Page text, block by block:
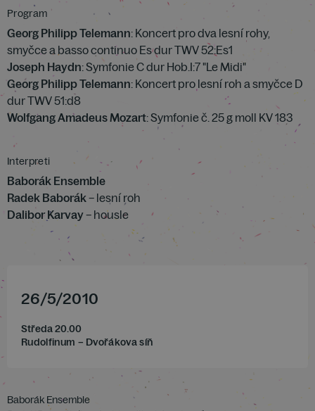
Program
Georg Philipp Telemann: Koncert pro dva lesní rohy,
smyčce a basso continuo Es dur TWV 52:Es1
Joseph Haydn: Symfonie C dur Hob.I:7 "Le Midi"
Georg Philipp Telemann: Koncert pro lesní roh a smyčce D
dur TWV 51:d8
Wolfgang Amadeus Mozart: Symfonie č. 25 g moll KV 183
Interpreti
Baborák Ensemble
Radek Baborák– lesní roh
Dalibor Karvay– housle
26/5/2010
Středa 20.00
Rudolfinum – Dvořákova síň
Baborák Ensemble